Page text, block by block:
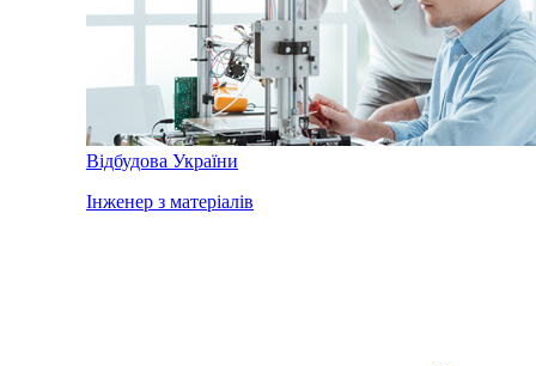
Відбудова України
Інженер з матеріалів